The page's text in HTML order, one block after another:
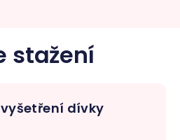
stažení
dívky